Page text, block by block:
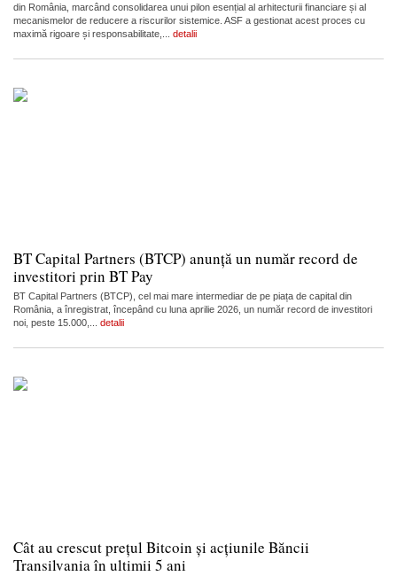
din România, marcând consolidarea unui pilon esențial al arhitecturii financiare și al
mecanismelor de reducere a riscurilor sistemice. ASF a gestionat acest proces cu
maximă rigoare și responsabilitate,... detalii
BT Capital Partners (BTCP) anunță un număr record de
investitori prin BT Pay
BT Capital Partners (BTCP), cel mai mare intermediar de pe piața de capital din
România, a înregistrat, începând cu luna aprilie 2026, un număr record de investitori
noi, peste 15.000,... detalii
Cât au crescut prețul Bitcoin și acțiunile Băncii
Transilvania în ultimii 5 ani